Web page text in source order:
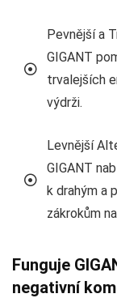
Pevnější a
GIGANT
trvalejších
výdrži.
Levnější
GIGANT
k drahým a
zákrokům
Funguje
negativní